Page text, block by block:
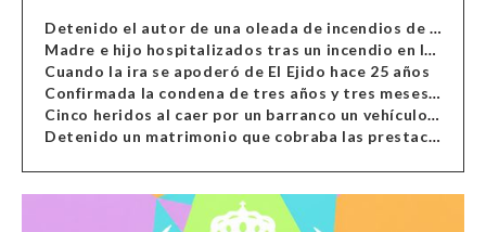
Detenido el autor de una oleada de incendios de contenedores en Almería
Madre e hijo hospitalizados tras un incendio en la cocina de una vivienda en Almería
Cuando la ira se apoderó de El Ejido hace 25 años
Confirmada la condena de tres años y tres meses al hombre de Antas acusado de xenofobia
Cinco heridos al caer por un barranco un vehículo en Alcolea
Detenido un matrimonio que cobraba las prestaciones de ilegales en Almería, Granada, Málaga, Huelva y Murcia